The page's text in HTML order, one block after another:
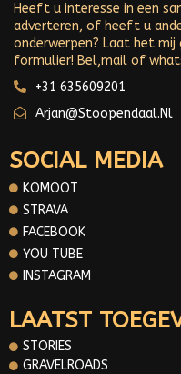
Heeft u interesse in een
adverteren, of heeft u
onderwerpen? Laat het
formulier! Bel,mail of
+31 635609201
Arjan@stoopendaal.nl
SOCIAL MEDIA
KOMOOT
STRAVA
FACEBOOK
YOU TUBE
INSTAGRAM
LAATST
STORIES
GRAVELROADS